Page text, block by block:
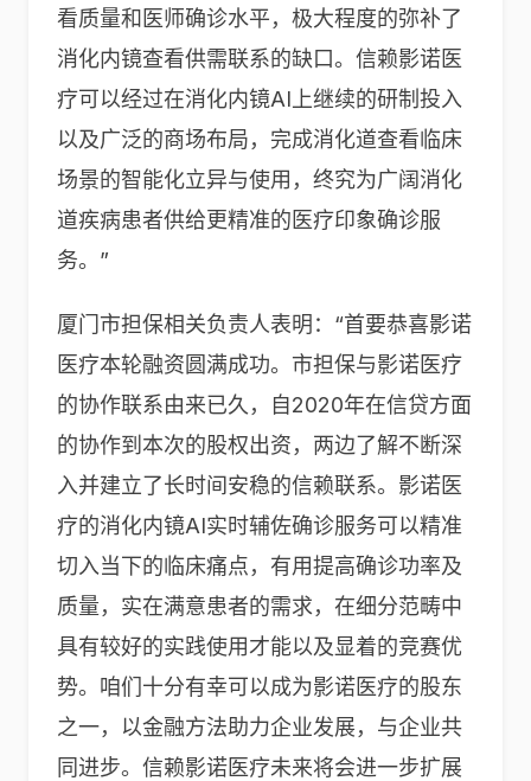
看质量和医师确诊水平，极大程度的弥补了
消化内镜查看供需联系的缺口。信赖影诺医
疗可以经过在消化内镜AI上继续的研制投入
以及广泛的商场布局，完成消化道查看临床
场景的智能化立异与使用，终究为广阔消化
道疾病患者供给更精准的医疗印象确诊服
务。”
厦门市担保相关负责人表明：“首要恭喜影诺
医疗本轮融资圆满成功。市担保与影诺医疗
的协作联系由来已久，自2020年在信贷方面
的协作到本次的股权出资，两边了解不断深
入并建立了长时间安稳的信赖联系。影诺医
疗的消化内镜AI实时辅佐确诊服务可以精准
切入当下的临床痛点，有用提高确诊功率及
质量，实在满意患者的需求，在细分范畴中
具有较好的实践使用才能以及显着的竞赛优
势。咱们十分有幸可以成为影诺医疗的股东
之一，以金融方法助力企业发展，与企业共
同进步。信赖影诺医疗未来将会进一步扩展